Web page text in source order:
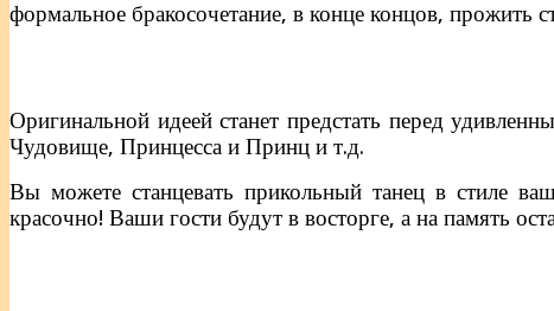
формальное бракосочетание, в конце концов, прожить
Оригинальной идеей станет предстать перед
Чудовище, Принцесса и Принц и т.д.
Вы можете станцевать прикольный танец в стиле
красочно! Ваши гости будут в восторге, а на память